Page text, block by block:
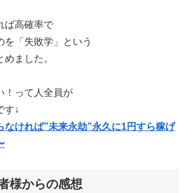
ば高確率で
を「失敗学」という
ました。
！って人全員が
す↓
なければ”未来永劫”永久に1円すら稼げ
様からの感想